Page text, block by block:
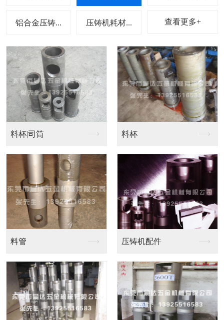
铝合金压铸... 压铸机耗材... 查看更多+
喷雾头187
节能环保燃烧机 燃烧机控制盒200